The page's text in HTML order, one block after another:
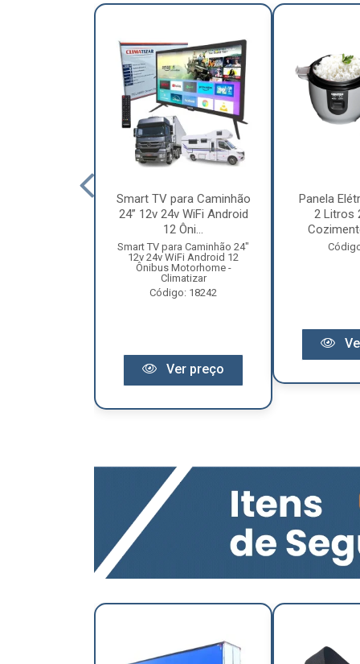
Smart TV para Caminhão
24” 12v 24v WiFi Android
12 Ôni...
Smart TV para Caminhão 24"
12v 24v WiFi Android 12
Ônibus Motorhome -
Climatizar
Código: 18242
Ver preço
Panela
2 Litros